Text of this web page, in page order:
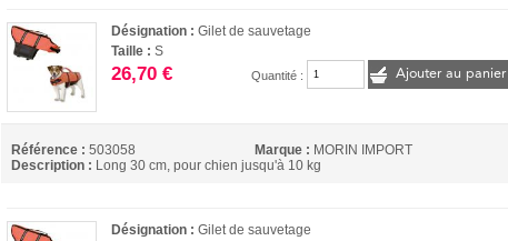
Désignation :Gilet de sauvetage
Taille :S
26,70 € Quantité : Ajouter au panier
Référence : 503058 Marque : MORIN IMPORT
Description : Long 30 cm, pour chien jusqu'à 10 kg
Désignation :Gilet de sauvetage